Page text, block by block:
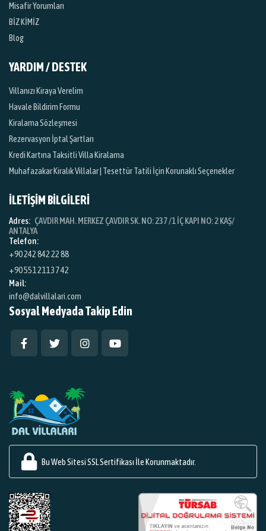
Misafir Yorumları
BİZ KİMİZ
Blog
YARDIM / DESTEK
Villanızı Kiraya Verelim
Havale Bildirim Formu
Kiralama Sözleşmesi
Rezervasyon İptal Şartları
Kredi Kartına Taksitli Villa Kiralama
Muhafazakar Kiralık Villalar | Tesettür Tatili İçin Korunaklı Seçenekler
İLETİŞİM BİLGİLERİ
Adres: ÇAVDIR MAH. MERKEZ ÇAVDIR SK. NO: 237 /1 İÇ KAPI NO: 2 KAŞ/
ANTALYA
Telefon:
+90 242 842 22 88
+90 551 211 37 42
Mail:
info@dalvillalari.com
Sosyal Medyada Takip Edin
Bu Web Sitesi SSL Sertifikası İle Korunmaktadır.